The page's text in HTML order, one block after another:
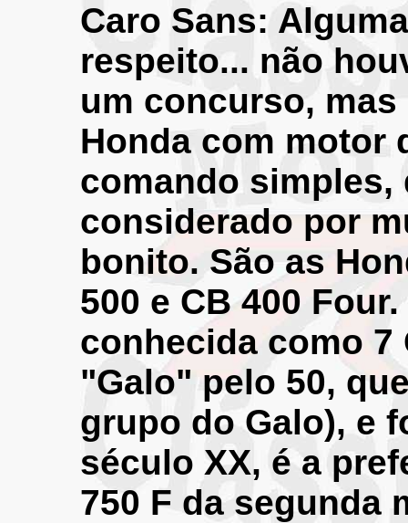
Caro Sans:
respeito... não
um concurso,
Honda com motor
comando simples,
considerado por
bonito. São as
500 e CB 400
conhecida como 7
"Galo" pelo 50,
grupo do Galo), e
século XX, é a
750 F da segunda